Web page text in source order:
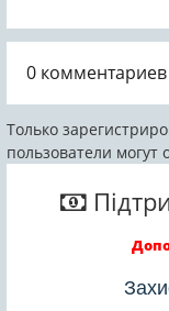
0 комментариев
Только
пользователи могут